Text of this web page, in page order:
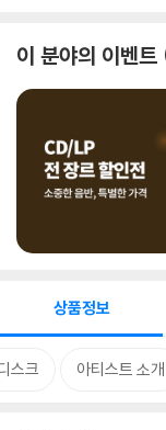
이 분야의 이벤트
상품정보
스크 아티스트 소개